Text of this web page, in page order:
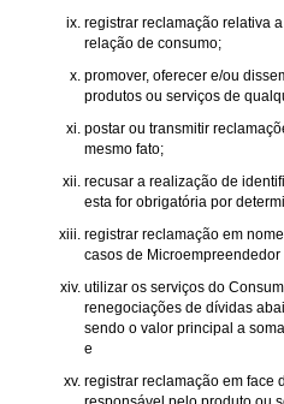
registrar reclamação relativa
relação de consumo;
promover, oferecer e/ou
produtos ou serviços de
postar ou transmitir
mesmo fato;
recusar a realização de
esta for obrigatória por
registrar reclamação em
casos de
utilizar os serviços do
renegociações de dívidas
sendo o valor principal a
e
registrar reclamação em face